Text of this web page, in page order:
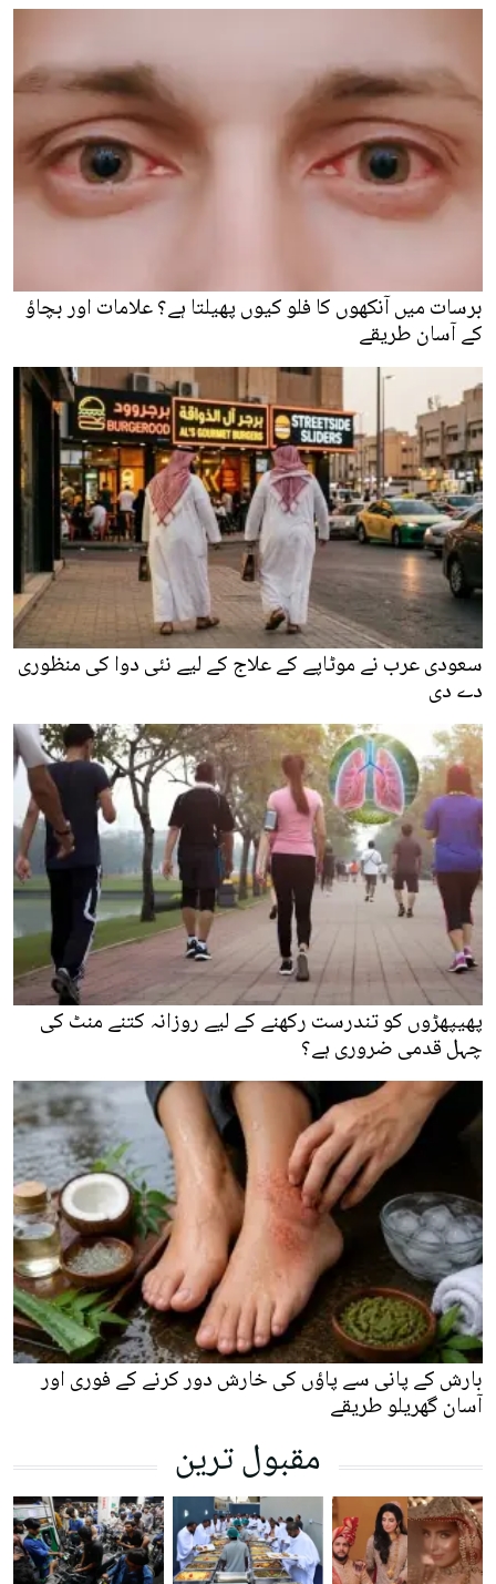
برسات میں آنکھوں کا فلو کیوں پھیلتا ہے؟ علامات اور بچاؤ
کے آسان طریقے
سعودی عرب نے موٹاپے کے علاج کے لیے نئی دوا کی منظوری
دے دی
پھیپھڑوں کو تندرست رکھنے کے لیے روزانہ کتنے منٹ کی
چہل قدمی ضروری ہے؟
بارش کے پانی سے پاؤں کی خارش دور کرنے کے فوری اور
آسان گھریلو طریقے
مقبول ترین